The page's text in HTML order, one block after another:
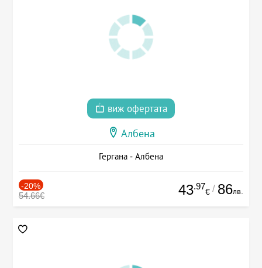
виж офертата
Албена
Гергана - Албена
-20%
54.66€ 43.97
€ / 86лв.